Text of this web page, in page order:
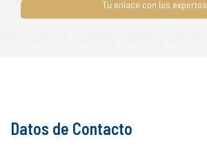
Tu enlace con los expertos
Datos de Contacto